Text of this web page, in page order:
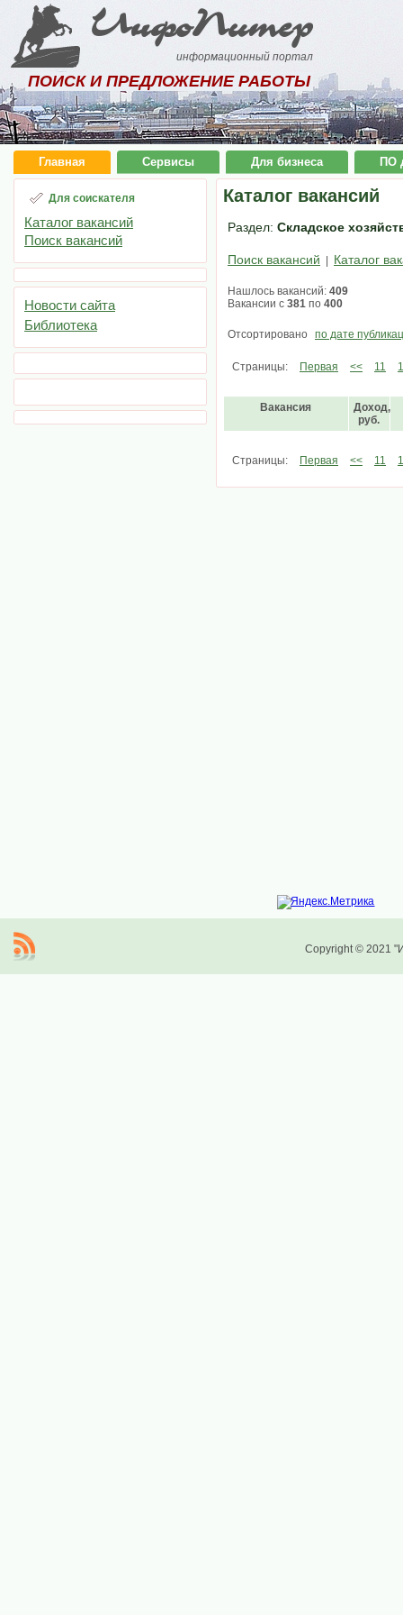
ИнфоПитер
информационный портал
ПОИСК И ПРЕДЛОЖЕНИЕ РАБОТЫ
Главная Сервисы Для бизнеса ПО
Для соискателя
Каталог вакансий
Поиск вакансий
Новости сайта
Библиотека
Каталог вакансий
Раздел: Складское
Поиск вакансий Каталог
Нашлось вакансий: 409
Вакансии с 381 по 400
Отсортировано по дате
Страницы: Первая << 11
Вакансия
Доход,
руб.
Страницы: Первая << 11
Copyright © 2021